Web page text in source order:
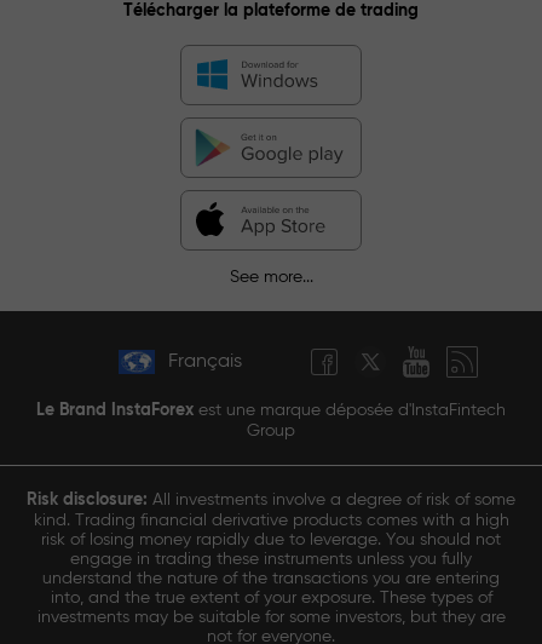
Télécharger la plateforme de trading
See more...
Français
Le Brand InstaForex est une marque déposée d'InstaFintech
Group
Risk disclosure: All investments involve a degree of risk of some
kind. Trading financial derivative products comes with a high
risk of losing money rapidly due to leverage. You should not
engage in trading these instruments unless you fully
understand the nature of the transactions you are entering
into, and the true extent of your exposure. These types of
investments may be suitable for some investors, but they are
not for everyone.